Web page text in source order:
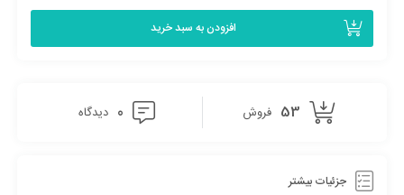
افزودن به سبد خرید
53 فروش 0 دیدگاه
جزئیات بیشتر